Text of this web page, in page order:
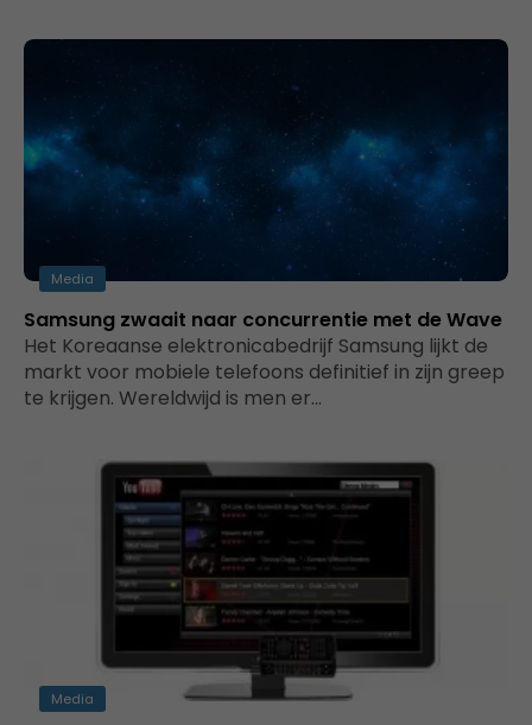
Media
Samsung zwaait naar concurrentie met de Wave
Het Koreaanse elektronicabedrijf Samsung lijkt de
markt voor mobiele telefoons definitief in zijn greep
te krijgen. Wereldwijd is men er…
Media